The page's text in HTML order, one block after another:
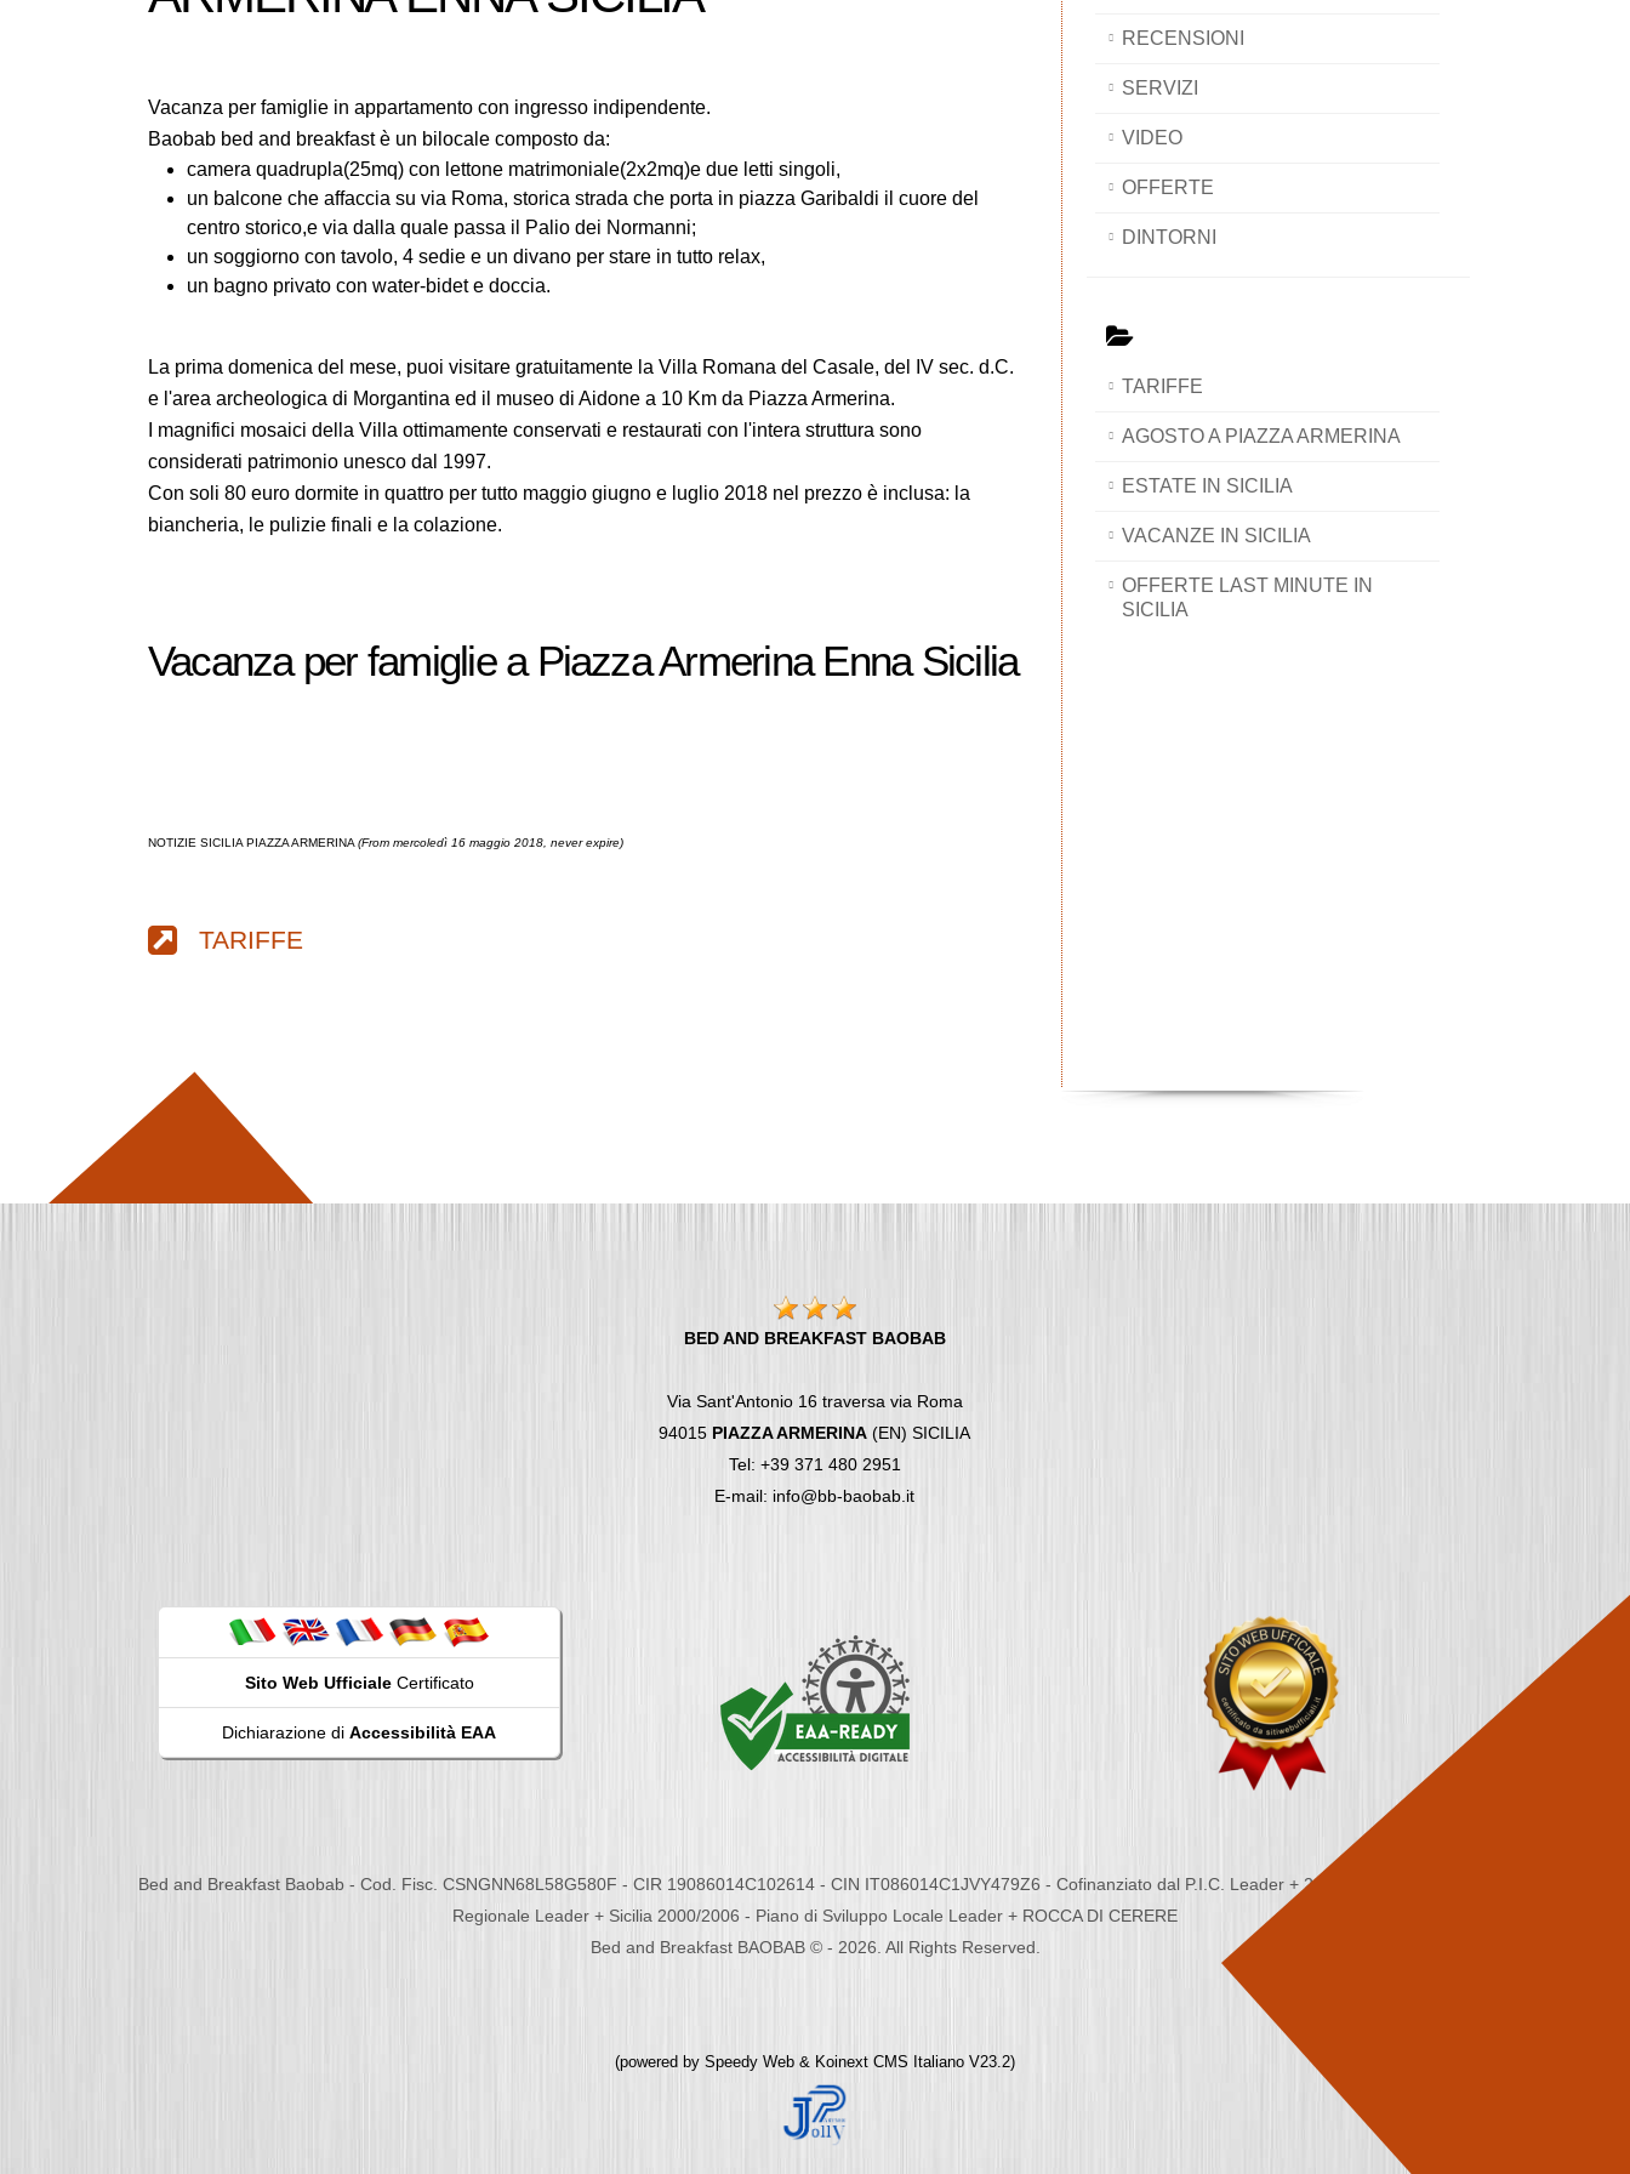
Vacanza per famiglie in appartamento con ingresso indipendente.
Baobab bed and breakfast è un bilocale composto da:
camera quadrupla(25mq) con lettone matrimoniale(2x2mq)e due letti singoli,
un balcone che affaccia su via Roma, storica strada che porta in piazza Garibaldi il cuore del
centro storico,e via dalla quale passa il Palio dei Normanni;
un soggiorno con tavolo, 4 sedie e un divano per stare in tutto relax,
un bagno privato con water-bidet e doccia.
La prima domenica del mese, puoi visitare gratuitamente la Villa Romana del Casale, del IV sec. d.C.
e l'area archeologica di Morgantina ed il museo di Aidone a 10 Km da Piazza Armerina.
I magnifici mosaici della Villa ottimamente conservati e restaurati con l'intera struttura sono
considerati patrimonio unesco dal 1997.
Con soli 80 euro dormite in quattro per tutto maggio giugno e luglio 2018 nel prezzo è inclusa: la
biancheria, le pulizie finali e la colazione.
Vacanza per famiglie a Piazza Armerina Enna Sicilia
NOTIZIE SICILIA PIAZZA ARMERINA (From mercoledì 16 maggio 2018, never expire)
TARIFFE
RECENSIONI
SERVIZI
VIDEO
OFFERTE
DINTORNI
TARIFFE
AGOSTO A PIAZZA ARMERINA
ESTATE IN SICILIA
VACANZE IN SICILIA
OFFERTE LAST MINUTE IN
SICILIA
BED AND BREAKFAST BAOBAB
Via Sant'Antonio 16 traversa via Roma
94015 PIAZZA ARMERINA (EN) SICILIA
Tel: +39 371 480 2951
E-mail: info@bb-baobab.it
Sito Web UfficialeCertificato
Dichiarazione di Accessibilità EAA
Bed and Breakfast Baobab - Cod. Fisc. CSNGNN68L58G580F - CIR 19086014C102614 - CIN IT086014C1JVY479Z6 - Cofinanziato dal P.I.C. Leader + 2000/2006 - Programma
Regionale Leader + Sicilia 2000/2006 - Piano di Sviluppo Locale Leader + ROCCA DI CERERE
Bed and Breakfast BAOBAB © - 2026. All Rights Reserved.
(powered by Speedy Web & Koinext CMS Italiano V23.2)